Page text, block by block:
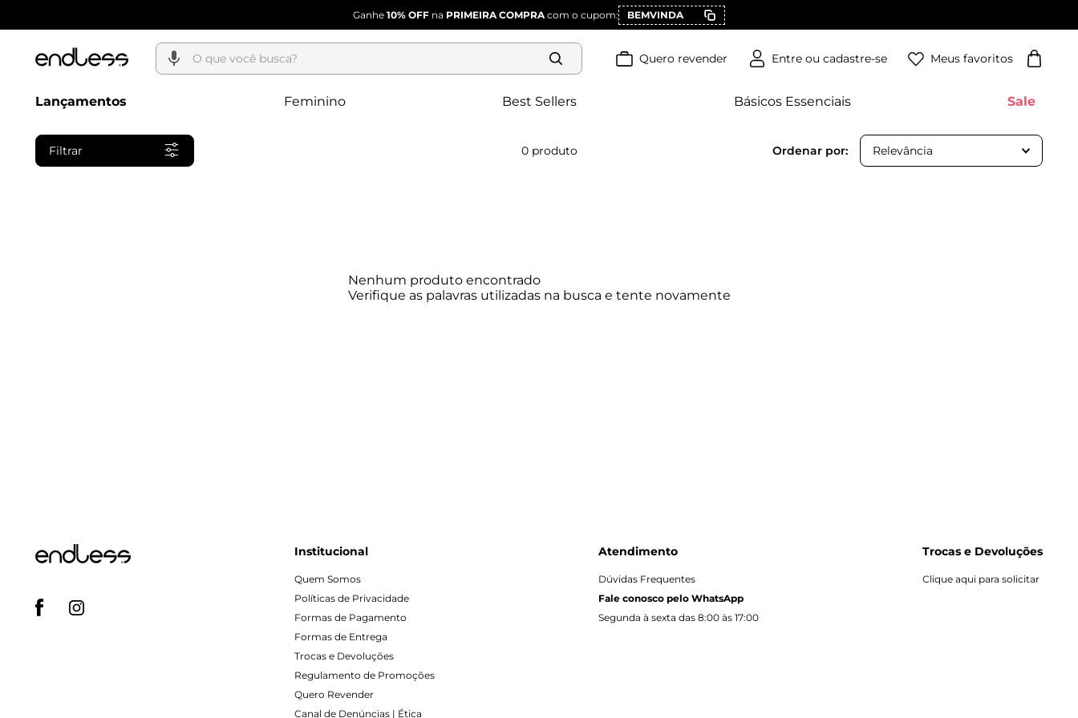
Ganhe 10% OFF na PRIMEIRA COMPRA com o cupom: BEMVINDA
O que você busca?
Quero revender Meus favoritos
Lançamentos Feminino Best Sellers Básicos Essenciais Sale
Filtrar 0 produto Relevância
Nenhum produto encontrado
Institucional
Quem Somos
Políticas de Privacidade
Formas de Pagamento
Formas de Entrega
Trocas e Devoluções
Regulamento de Promoções
Quero Revender
Canal de Denúncias | Ética
Atendimento
Dúvidas Frequentes
Fale conosco pelo WhatsApp
Segunda à sexta das 8:00 às 17:00
Trocas e Devoluções
Clique aqui para solicitar